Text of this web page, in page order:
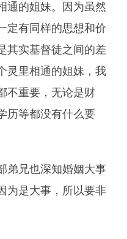
通的姐妹。因为虽然
定有同样的思想和价
其实基督徒之间的差
灵里相通的姐妹，我
不重要，无论是财
历等都没有什么要
弟兄也深知婚姻大事
为是大事，所以要非